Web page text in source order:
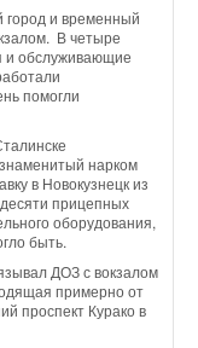
и временный
В четыре
и обслуживающие
помогли
нарком
в Новокузнецк из
прицепных
оборудования,
быть.
ДОЗ с вокзалом
примерно от
проспект Курако в